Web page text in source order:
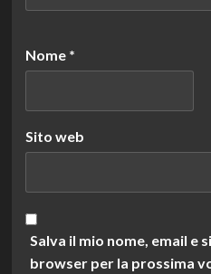
Nome *
Sito web
Salva il mio nome, email e
browser per la prossima